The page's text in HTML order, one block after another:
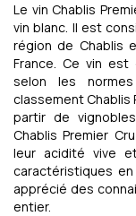
Le vin Chablis
vin blanc. Il est
région de Chablis
France. Ce vin est
selon les
classement Chablis
partir de
Chablis Premier
leur acidité vive
caractéristiques
apprécié des
entier.